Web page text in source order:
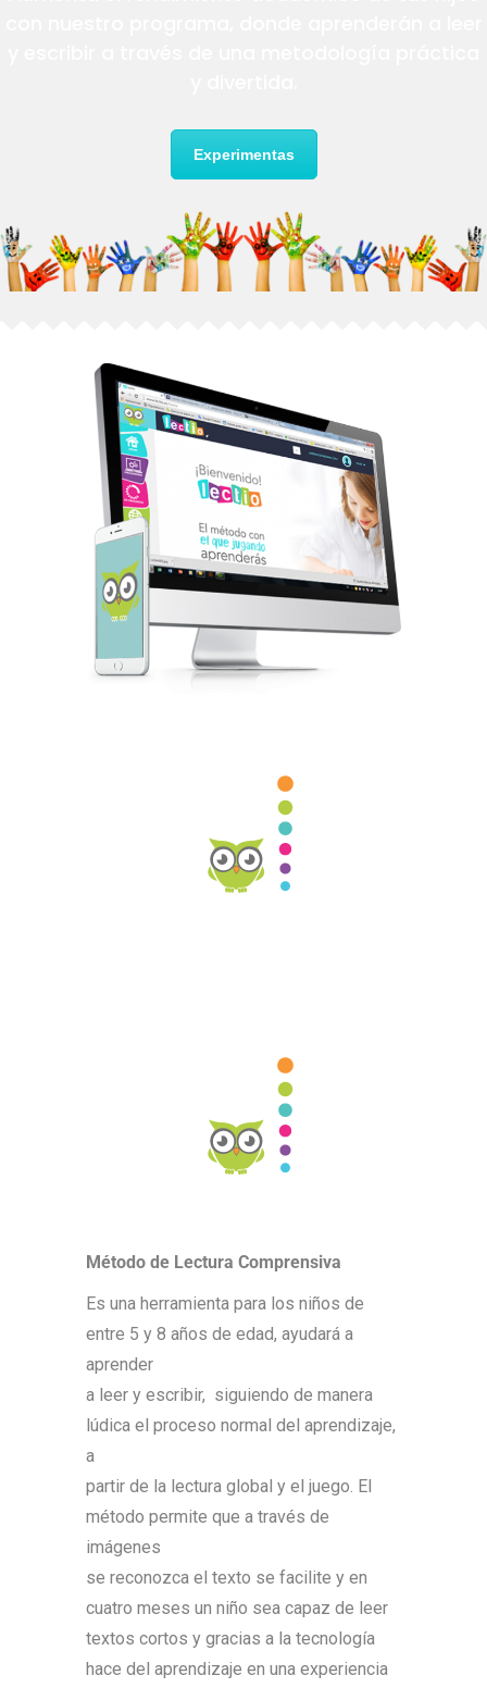
Experimentas
Método de Lectura Comprensiva
Es una herramienta para los niños de
entre 5 y 8 años de edad, ayudará a
aprender
a leer y escribir, siguiendo de manera
lúdica el proceso normal del aprendizaje,
a
partir de la lectura global y el juego. El
método permite que a través de
imágenes
se reconozca el texto se facilite y en
cuatro meses un niño sea capaz de leer
textos cortos y gracias a la tecnología
hace del aprendizaje en una experiencia